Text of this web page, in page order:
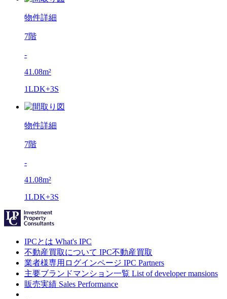
物件詳細
7階
-
41.08m²
1LDK+3S
物件詳細
7階
-
41.08m²
1LDK+3S
IPCとは What's IPC
不動産買取について IPC不動産買取
業者様専用ログインページ IPC Partners
主要ブランドマンション一覧 List of developer mansions
販売実績 Sales Performance